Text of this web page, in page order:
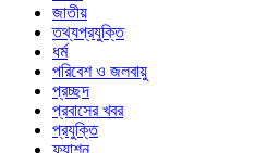
জাতীয়
তথ্যপ্রযুক্তি
ধর্ম
পরিবেশ ও জলবায়ু
প্রচ্ছদ
প্রবাসের খবর
প্রযুক্তি
ফ্যাশন